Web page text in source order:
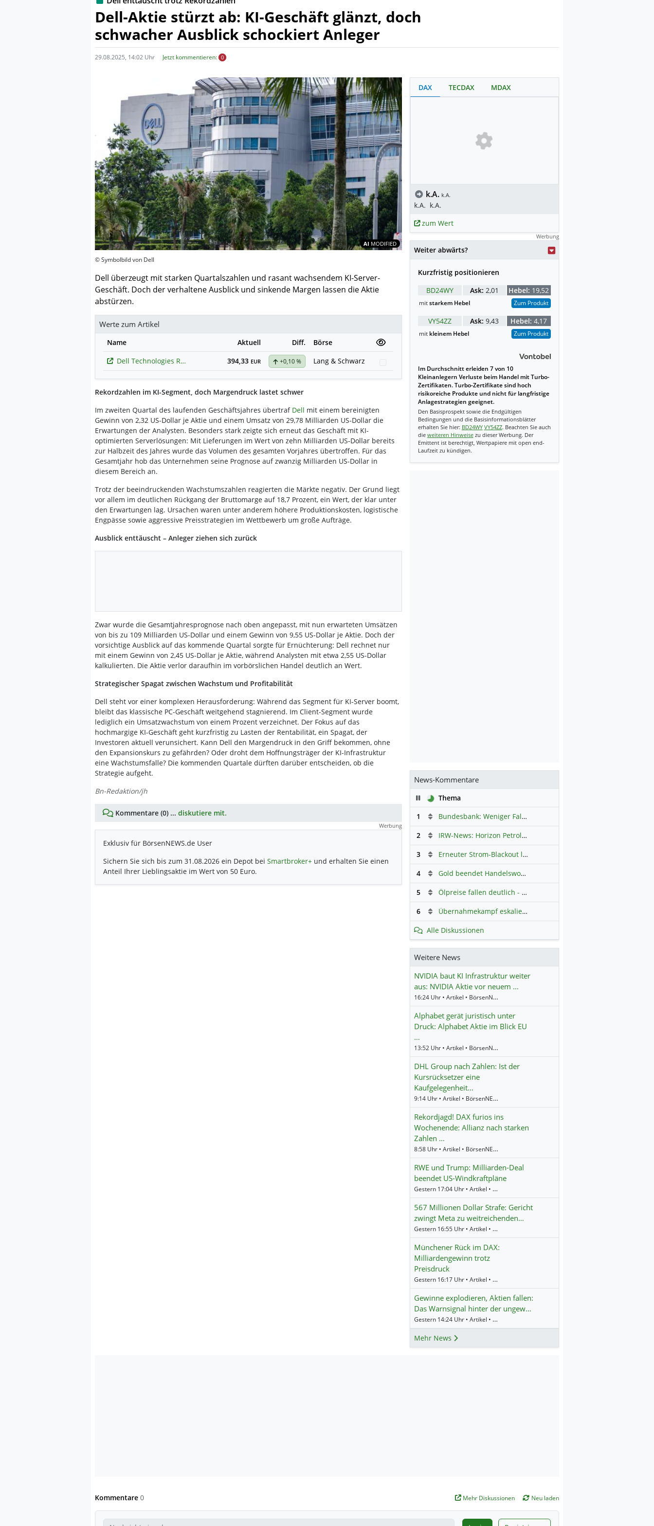
Dell-Aktie stürzt ab: KI-Geschäft glänzt, doch
schwacher Ausblick schockiert Anleger
29.08.2025, 14:02 Uhr Jetzt kommentieren: 0
AI MODIFIED Inhalte teilweise mit KI erstellt.
© Symbolbild von Dell
Dell überzeugt mit starken Quartalszahlen und rasant wachsendem KI-Server-
Geschäft. Doch der verhaltene Ausblick und sinkende Margen lassen die Aktie
abstürzen.
Werte zum Artikel
Name Aktuell Diff.
Börse
Dell Technologies Registered (C)
394,33 EUR +0,10 % Lang & Schwarz
Rekordzahlen im KI-Segment, doch Margendruck lastet schwer
Im zweiten Quartal des laufenden Geschäftsjahres übertraf Dell mit einem bereinigten
Gewinn von 2,32 US-Dollar je Aktie und einem Umsatz von 29,78 Milliarden US-Dollar die
Erwartungen der Analysten. Besonders stark zeigte sich erneut das Geschäft mit KI-
optimierten Serverlösungen: Mit Lieferungen im Wert von zehn Milliarden US-Dollar bereits
zur Halbzeit des Jahres wurde das Volumen des gesamten Vorjahres übertroffen. Für das
Gesamtjahr hob das Unternehmen seine Prognose auf zwanzig Milliarden US-Dollar in
diesem Bereich an.
Trotz der beeindruckenden Wachstumszahlen reagierten die Märkte negativ. Der Grund liegt
vor allem im deutlichen Rückgang der Bruttomarge auf 18,7 Prozent, ein Wert, der klar unter
den Erwartungen lag. Ursachen waren unter anderem höhere Produktionskosten, logistische
Engpässe sowie aggressive Preisstrategien im Wettbewerb um große Aufträge.
Ausblick enttäuscht – Anleger ziehen sich zurück
Zwar wurde die Gesamtjahresprognose nach oben angepasst, mit nun erwarteten Umsätzen
von bis zu 109 Milliarden US-Dollar und einem Gewinn von 9,55 US-Dollar je Aktie. Doch der
vorsichtige Ausblick auf das kommende Quartal sorgte für Ernüchterung: Dell rechnet nur
mit einem Gewinn von 2,45 US-Dollar je Aktie, während Analysten mit etwa 2,55 US-Dollar
kalkulierten. Die Aktie verlor daraufhin im vorbörslichen Handel deutlich an Wert.
Strategischer Spagat zwischen Wachstum und Profitabilität
Dell steht vor einer komplexen Herausforderung: Während das Segment für KI-Server boomt,
bleibt das klassische PC-Geschäft weitgehend stagnierend. Im Client-Segment wurde
lediglich ein Umsatzwachstum von einem Prozent verzeichnet. Der Fokus auf das
hochmargige KI-Geschäft geht kurzfristig zu Lasten der Rentabilität, ein Spagat, der
Investoren aktuell verunsichert. Kann Dell den Margendruck in den Griff bekommen, ohne
den Expansionskurs zu gefährden? Oder droht dem Hoffnungsträger der KI-Infrastruktur
eine Wachstumsfalle? Die kommenden Quartale dürften darüber entscheiden, ob die
Strategie aufgeht.
Bn-Redaktion/jh
Kommentare (0) ... diskutiere mit.
Werbung
Exklusiv für BörsenNEWS.de User
Sichern Sie sich bis zum 31.08.2026 ein Depot bei Smartbroker+ und erhalten Sie einen
Anteil Ihrer Lieblingsaktie im Wert von 50 Euro.
DAX TECDAX MDAX
k.A. k.A.
k.A. k.A.
zum Wert
Werbung
Weiter abwärts?
Kurzfristig positionieren
BD24WY
Ask: 2,01 Hebel: 19,52
mitstarkem Hebel Zum Produkt
VY54ZZ Ask: 9,43 Hebel: 4,17
mit kleinem Hebel Zum Produkt
Im Durchschnitt erleiden 7 von 10
Kleinanlegern Verluste beim Handel mit Turbo-
Zertifikaten. Turbo-Zertifikate sind hoch
risikoreiche Produkte und nicht für langfristige
Anlagestrategien geeignet.
Den Basisprospekt sowie die Endgültigen
Bedingungen und die Basisinformationsblätter
erhalten Sie hier: BD24WY VY54ZZ. Beachten Sie auch
die weiteren Hinweisezu dieser Werbung. Der
Emittent ist berechtigt, Wertpapiere mit open end-
Laufzeit zu kündigen.
News-Kommentare
PauseThema
1
Bundesbank: Weniger Falschgeld in Deutschland
2 IRW-News: Horizon Petroleum Ltd. : Horizon Petroleum beginnt mit der Testförderung im Projekt Lachowice in Polen und schließt die Platzierung einer überzeichneten Wandelanleihe ab
3 Erneuter Strom-Blackout legt ganz Kuba lahm
4 Gold beendet Handelswoche mit Knall: Barrick Mining – Ist diese Aktie wieder ein Kauf?
5 Ölpreise fallen deutlich - Fortschritte zwischen USA und Iran belasten
6 Übernahmekampf eskaliert: Wird die Commerzbank italienisch?
Alle Diskussionen
Weitere News
NVIDIA baut KI Infrastruktur weiter
aus: NVIDIA Aktie vor neuem …
16:24 Uhr • Artikel • BörsenNEWS.de
Alphabet gerät juristisch unter
Druck: Alphabet Aktie im Blick EU
…
13:52 Uhr • Artikel • BörsenNEWS.de
DHL Group nach Zahlen: Ist der
Kursrücksetzer eine
Kaufgelegenheit…
9:14 Uhr • Artikel • BörsenNEWS.de
Rekordjagd! DAX furios ins
Wochenende: Allianz nach starken
Zahlen …
8:58 Uhr • Artikel • BörsenNEWS.de
RWE und Trump: Milliarden-Deal
beendet US-Windkraftpläne
Gestern 17:04 Uhr • Artikel • BörsenNEWS.de
567 Millionen Dollar Strafe: Gericht
zwingt Meta zu weitreichenden…
Gestern 16:55 Uhr • Artikel • BörsenNEWS.de
Münchener Rück im DAX:
Milliardengewinn trotz
Preisdruck
Gestern 16:17 Uhr • Artikel • BörsenNEWS.de
Gewinne explodieren, Aktien fallen:
Das Warnsignal hinter der ungew…
Gestern 14:24 Uhr • Artikel • BörsenNEWS.de
Mehr News
Kommentare 0 Mehr Diskussionen Neu laden